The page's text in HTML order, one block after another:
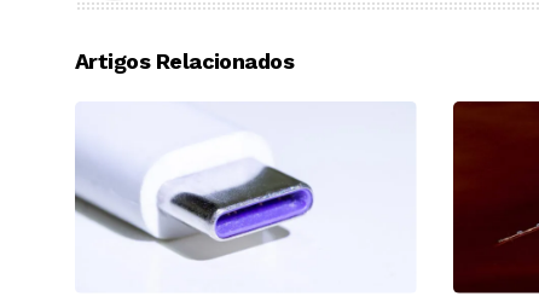
Artigos Relacionados